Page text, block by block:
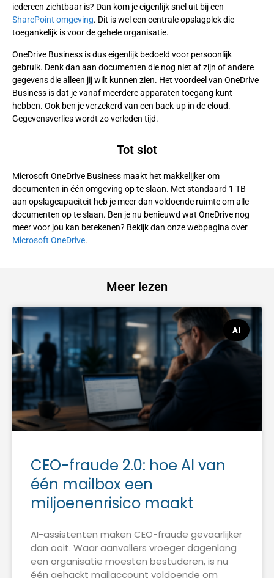
iedereen zichtbaar is? Dan kom je eigenlijk snel uit bij een
SharePoint omgeving. Dit is wel een centrale opslagplek die
toegankelijk is voor de gehele organisatie.
OneDrive Business is dus eigenlijk bedoeld voor persoonlijk
gebruik. Denk dan aan documenten die nog niet af zijn of andere
gegevens die alleen jij wilt kunnen zien. Het voordeel van OneDrive
Business is dat je vanaf meerdere apparaten toegang kunt
hebben. Ook ben je verzekerd van een back-up in de cloud.
Gegevensverlies wordt zo verleden tijd.
Tot slot
Microsoft OneDrive Business maakt het makkelijker om
documenten in één omgeving op te slaan. Met standaard 1 TB
aan opslagcapaciteit heb je meer dan voldoende ruimte om alle
documenten op te slaan. Ben je nu benieuwd wat OneDrive nog
meer voor jou kan betekenen? Bekijk dan onze webpagina over
Microsoft OneDrive.
Meer lezen
AI
CEO-fraude 2.0: hoe AI van
één mailbox een
miljoenenrisico maakt
AI-assistenten maken CEO-fraude gevaarlijker
dan ooit. Waar aanvallers vroeger dagenlang
een organisatie moesten bestuderen, is nu
één gehackt mailaccount voldoende om